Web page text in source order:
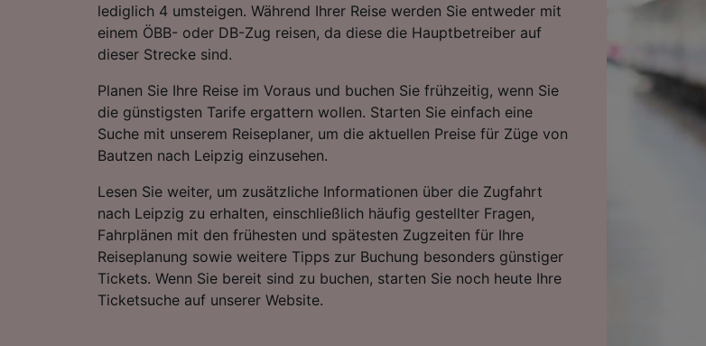
lediglich 4 umsteigen. Während Ihrer Reise werden Sie entweder mit
einem ÖBB- oder DB-Zug reisen, da diese die Hauptbetreiber auf
dieser Strecke sind.
Planen Sie Ihre Reise im Voraus und buchen Sie frühzeitig, wenn Sie
die günstigsten Tarife ergattern wollen. Starten Sie einfach eine
Suche mit unserem Reiseplaner, um die aktuellen Preise für Züge von
Bautzen nach Leipzig einzusehen.
Lesen Sie weiter, um zusätzliche Informationen über die Zugfahrt
nach Leipzig zu erhalten, einschließlich häufig gestellter Fragen,
Fahrplänen mit den frühesten und spätesten Zugzeiten für Ihre
Reiseplanung sowie weitere Tipps zur Buchung besonders günstiger
Tickets. Wenn Sie bereit sind zu buchen, starten Sie noch heute Ihre
Ticketsuche auf unserer Website.